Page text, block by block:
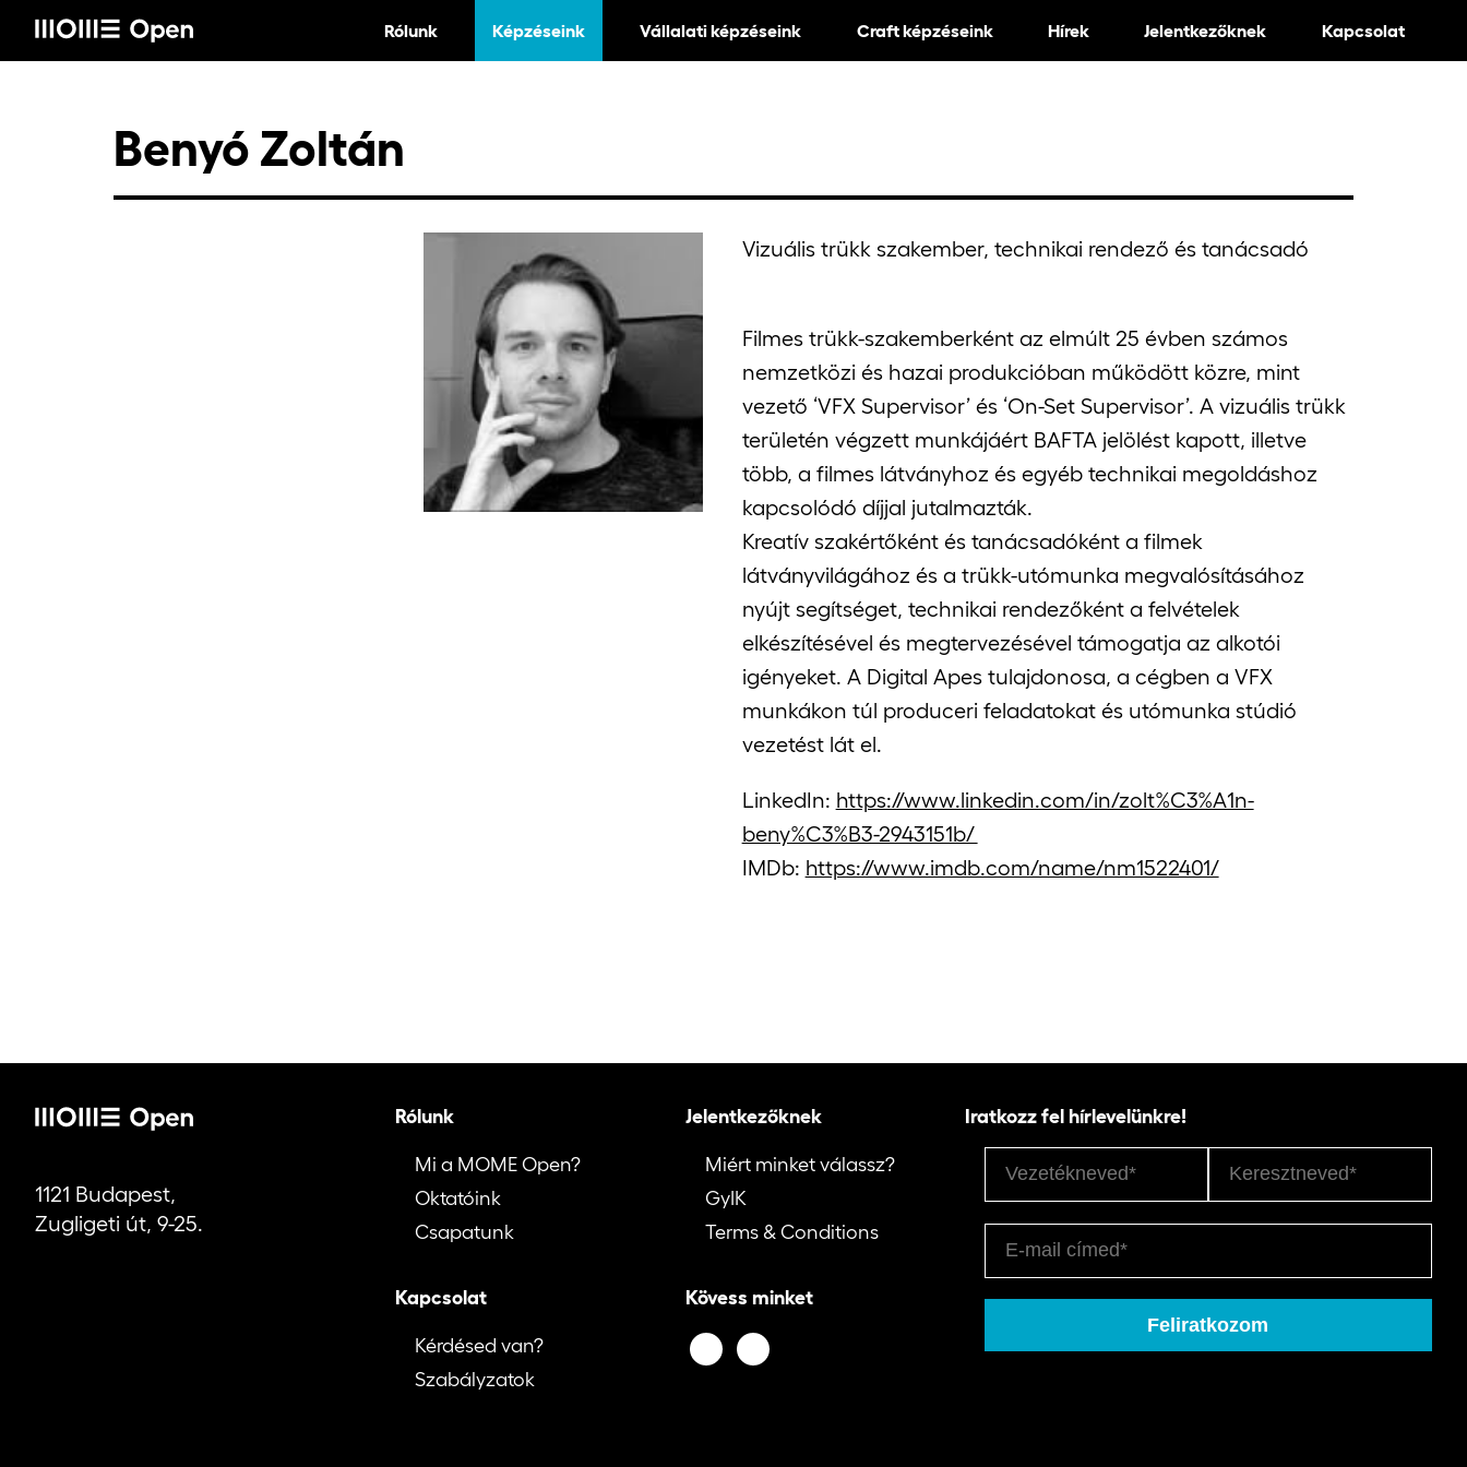
Rólunk Képzéseink Vállalati képzéseink Craft képzéseink Hírek Jelentkezőknek Kapcsolat
Benyó Zoltán
Vizuális trükk szakember, technikai rendező és tanácsadó
Filmes trükk-szakemberként az elmúlt 25 évben számos
nemzetközi és hazai produkcióban működött közre, mint
vezető ‘VFX Supervisor’ és ‘On-Set Supervisor’. A vizuális trükk
területén végzett munkájáért BAFTA jelölést kapott, illetve
több, a filmes látványhoz és egyéb technikai megoldáshoz
kapcsolódó díjjal jutalmazták.
Kreatív szakértőként és tanácsadóként a filmek
látványvilágához és a trükk-utómunka megvalósításához
nyújt segítséget, technikai rendezőként a felvételek
elkészítésével és megtervezésével támogatja az alkotói
igényeket. A Digital Apes tulajdonosa, a cégben a VFX
munkákon túl produceri feladatokat és utómunka stúdió
vezetést lát el.
LinkedIn: https://www.linkedin.com/in/zolt%C3%A1n-
beny%C3%B3-2943151b/
IMDb: https://www.imdb.com/name/nm1522401/
1121 Budapest,
Zugligeti út, 9-25.
Iratkozz fel hírlevelünkre!
Rólunk
Mi a MOME Open?
Oktatóink
Csapatunk
Jelentkezőknek
Miért minket válassz?
GyIK
Terms & Conditions
Kapcsolat
Kérdésed van?
Szabályzatok
Kövess minket